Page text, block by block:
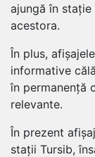
ajungă în
acestora.
În plus,
informative
în permanență
relevante.
În prezent
stații Tursib,